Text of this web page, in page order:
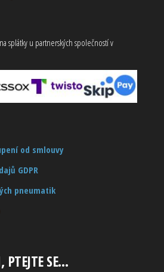
splátky u partnerských společností v
od smlouvy
GDPR
pneumatik
SE…